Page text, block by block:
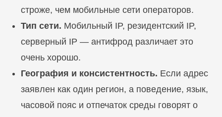
строже, чем мобильные сети операторов.
Тип сети. Мобильный IP, резидентский IP,
серверный IP — антифрод различает это
очень хорошо.
География и консистентность. Если адрес
заявлен как один регион, а поведение, язык,
часовой пояс и отпечаток среды говорят о